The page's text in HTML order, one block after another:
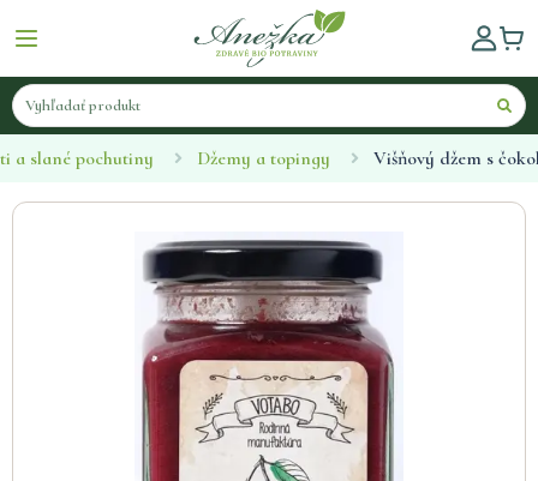
a slané pochutiny Džemy a topingy Višňový džem s